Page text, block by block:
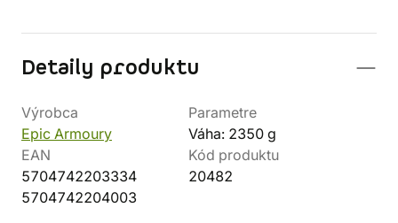
Detaily produktu
Výrobca
Epic Armoury
Parametre
Váha: 2350 g
EAN
5704742203334
5704742204003
Kód produktu
20482